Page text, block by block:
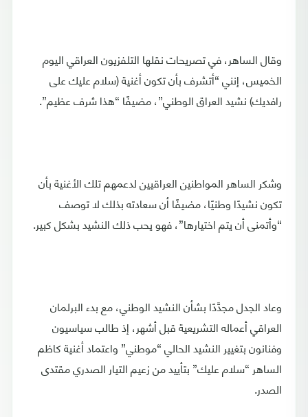
وقال الساهر، في تصريحات نقلها التلفزيون العراقي اليوم
الخميس، إنني “أتشرف بأن تكون أغنية (سلام عليك على
رافديك) نشيد العراق الوطني”، مضيفًا “هذا شرف عظيم”.
وشكر الساهر المواطنين العراقيين لدعمهم تلك الأغنية بأن
تكون نشيدًا وطنيًا، مضيفًا أن سعادته بذلك لا توصف
“وأتمنى أن يتم اختيارها”، فهو يحب ذلك النشيد بشكل كبير.
وعاد الجدل مجدَّدًا بشأن النشيد الوطني، مع بدء البرلمان
العراقي أعماله التشريعية قبل أشهر، إذ طالب سياسيون
وفنانون بتغيير النشيد الحالي “موطني” واعتماد أغنية كاظم
الساهر “سلام عليك” بتأييد من زعيم التيار الصدري مقتدى
الصدر.